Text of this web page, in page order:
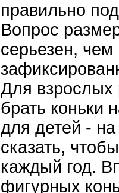
правильно
Вопрос
серьезен,
Для взрослых
брать коньки
для детей -
сказать,
каждый год.
фигурных